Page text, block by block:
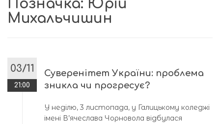
Позначка: Юрій
Михальчишин
03/11
21:00
Суверенітет України: проблема
зникла чи прогресує?
У неділю, 3 листопада, у Галицькому коледжі
імені В’ячеслава Чорновола відбулася